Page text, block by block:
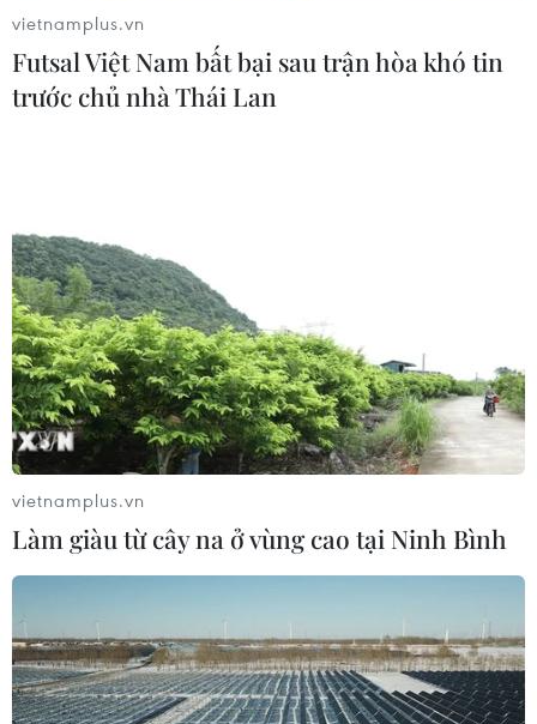
Xung quanh việc giải quyết vấn đề tù nhân
IS là công dân nước ngoài
13/06/2019 10:22
người Pháp.
vietnamplus.vn
Futsal Việt Nam bất bại sau trận hòa khó tin
trước chủ nhà Thái Lan
vietnamplus.vn
Làm giàu từ cây na ở vùng cao tại Ninh Bình